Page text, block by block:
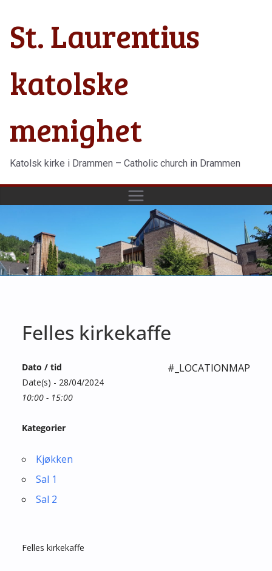
innholdet
St. Laurentius
katolske
menighet
Katolsk kirke i Drammen – Catholic church in Drammen
Felles kirkekaffe
#_LOCATIONMAP
Dato / tid
Date(s) - 28/04/2024
10:00 - 15:00
Kategorier
Kjøkken
Sal 1
Sal 2
Felles kirkekaffe